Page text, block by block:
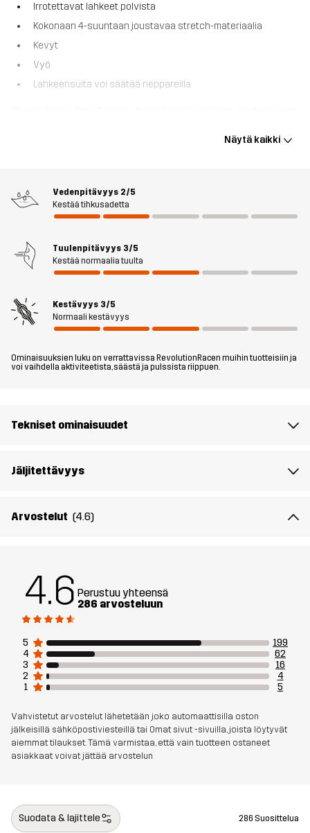
Irrotettavat lahkeet polvista
Kokonaan 4-suuntaan joustavaa stretch-materiaalia
Kevyt
Vyö
Lahkeensuita voi säätää neppareilla
päiviin, jotka alkavat hieman viileänä. Nelisuuntaisen jouston
pakata pieneen tilaan. Älykkäät taskut, mukaan lukien kaksi
vetoketjullista reisitaskua, tarjoavat runsaasti säilytystilaa
lisäävät tilaa tarvittaessa. Elevate Hiking Zip off -housut ovat
välttämättömät tuleville vaelluksille; irrota vain lahkeet irti (sinun
ei tarvitse edes istua alas) ja boom: shortsit!
Malli on 174 cm painaa 63 kg ja käyttää kokoa M
Tuotenumero 10836_2883
Näytä kaikki
Vedenpitävyys 2/5
Kestää tihkusadetta
Tuulenpitävyys 3/5
Kestää normaalia tuulta
Kestävyys 3/5
Normaali kestävyys
Ominaisuuksien luku on verrattavissa RevolutionRacen muihin tuotteisiin ja
voi vaihdella aktiviteetista, säästä ja pulssista riippuen.
Tekniset ominaisuudet
Jäljitettävyys
Arvostelut (4.6)
4.6 Perustuu yhteensä
286 arvosteluun
5
199
4
62
3
16
2
4
1
5
Vahvistetut arvostelut lähetetään joko automaattisilla oston
jälkeisillä sähköpostiviesteillä tai Omat sivut -sivuilla, joista löytyvät
aiemmat tilaukset. Tämä varmistaa, että vain tuotteen ostaneet
asiakkaat voivat jättää arvostelun
Suodata & lajittele 286 Suosittelua